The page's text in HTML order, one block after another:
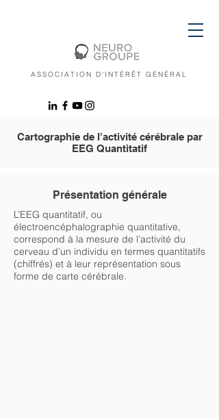
ASSOCIATION D'INTÉRÊT GÉNÉRAL
Cartographie de l'activité cérébrale par
EEG Quantitatif
Présentation générale
L’EEG quantitatif, ou
électroencéphalographie quantitative,
correspond à la mesure de l’activité du
cerveau d’un individu en termes quantitatifs
(chiffrés) et à leur représentation sous
forme de carte cérébrale.